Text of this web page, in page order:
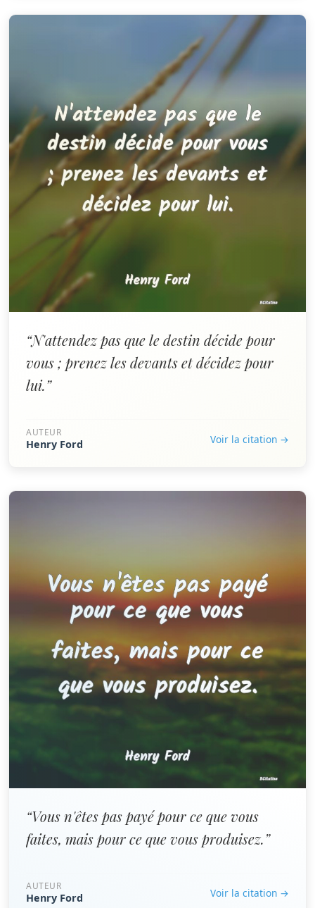
“N'attendez pas que le destin décide pour
vous ; prenez les devants et décidez pour
lui.”
AUTEUR
Henry Ford Voir la citation →
“Vous n'êtes pas payé pour ce que vous
faites, mais pour ce que vous produisez.”
AUTEUR
Henry Ford Voir la citation →